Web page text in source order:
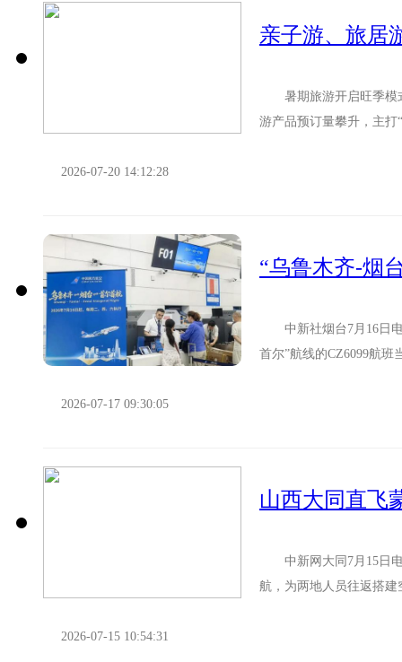
亲子游、旅居
暑期旅游开启旺季模
游产品预订量攀升，主打
2026-07-20 14:12:28
“乌鲁木齐-烟
中新社烟台7月16日电(
首尔”航线的CZ6099航
2026-07-17 09:30:05
山西大同直飞
中新网大同7月15日电
航，为两地人员往返搭
2026-07-15 10:54:31